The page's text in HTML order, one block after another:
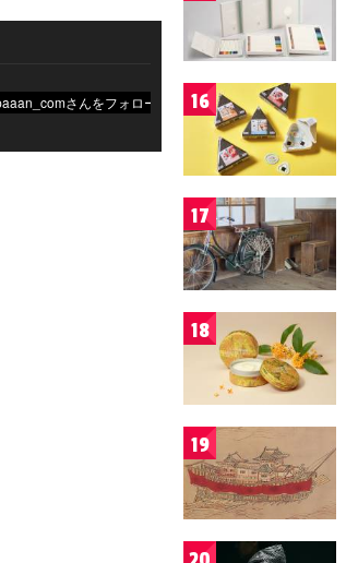
16
17
18
19